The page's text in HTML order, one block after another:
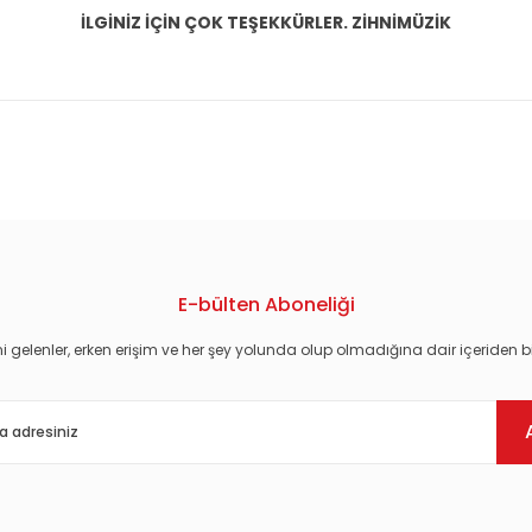
İLGİNİZ İÇİN ÇOK TEŞEKKÜRLER. ZİHNİMÜZİK
E-bülten Aboneliği
gelenler, erken erişim ve her şey yolunda olup olmadığına dair içeriden